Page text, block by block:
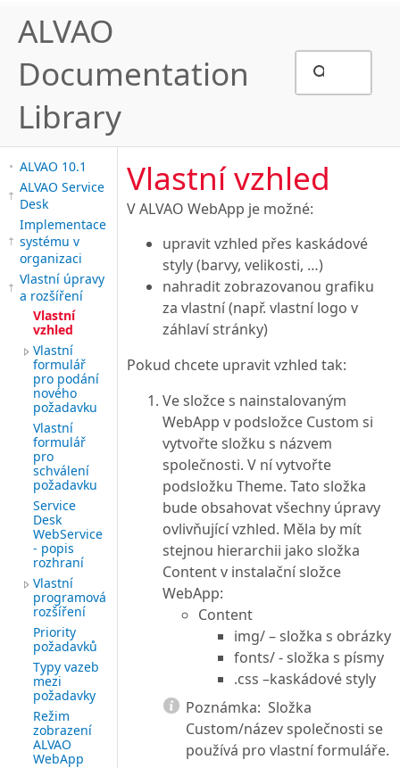
ALVAO
Documentation
Library
ALVAO 10.1
ALVAO Service
Desk
Implementace
systému v
organizaci
Vlastní úpravy
a rozšíření
Vlastní
vzhled
Vlastní
formulář
pro podání
nového
požadavku
Vlastní
formulář
pro
schválení
požadavku
Service
Desk
WebService
- popis
rozhraní
Vlastní
programová
rozšíření
Priority
požadavků
Typy vazeb
mezi
požadavky
Režim
zobrazení
ALVAO
WebApp
Vlastní vzhled
V ALVAO WebApp je možné:
upravit vzhled přes kaskádové
styly (barvy, velikosti, …)
nahradit zobrazovanou grafiku
za vlastní (např. vlastní logo v
záhlaví stránky)
Pokud chcete upravit vzhled tak:
Ve složce s nainstalovaným
WebApp v podsložce Custom si
vytvořte složku s názvem
společnosti. V ní vytvořte
podsložku Theme. Tato složka
bude obsahovat všechny úpravy
ovlivňující vzhled. Měla by mít
stejnou hierarchii jako složka
Content v instalační složce
WebApp:
Content
img/ – složka s obrázky
fonts/ - složka s písmy
.css –kaskádové styly
Poznámka: Složka
Custom/název společnosti se
používá pro vlastní formuláře.